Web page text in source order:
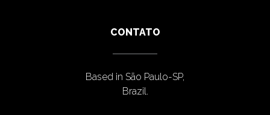
CONTATO
Based in São Paulo-SP,
Brazil.